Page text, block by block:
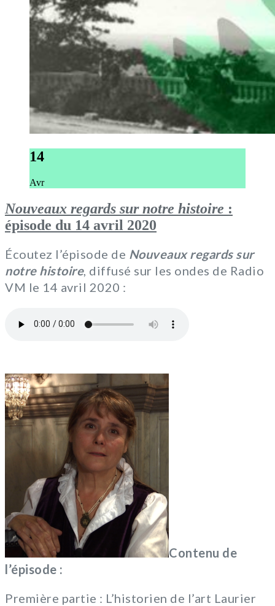
14
Avr
Nouveaux regards sur notre histoire :
épisode du 14 avril 2020
Écoutez l’épisode de Nouveaux regards sur
notre histoire, diffusé sur les ondes de Radio
VM le 14 avril 2020 :
Contenu de
l’épisode :
Première partie : L’historien de l’art Laurier